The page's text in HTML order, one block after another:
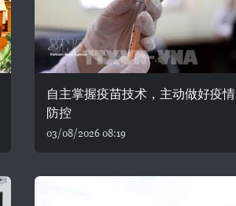
自主掌握疫苗技术，主动做好疫情
防控
03/08/2026 08:19